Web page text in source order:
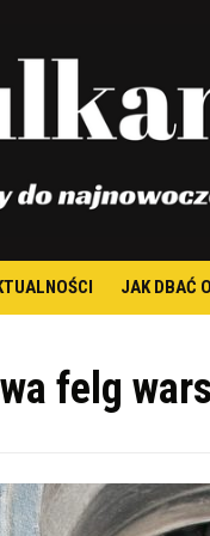
JAK DBAĆ
felg